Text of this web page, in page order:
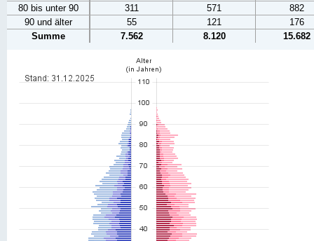
80 bis unter 90
311 571
882
90 und älter
55 121
176
Summe
7.562 8.120 15.682